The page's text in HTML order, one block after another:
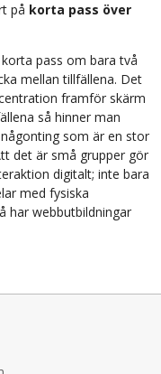
på korta pass över
pass om bara två
mellan tillfällena. Det
framför skärm
så hinner man
som är en stor
det är små grupper gör
digitalt; inte bara
med fysiska
har webbutbildningar